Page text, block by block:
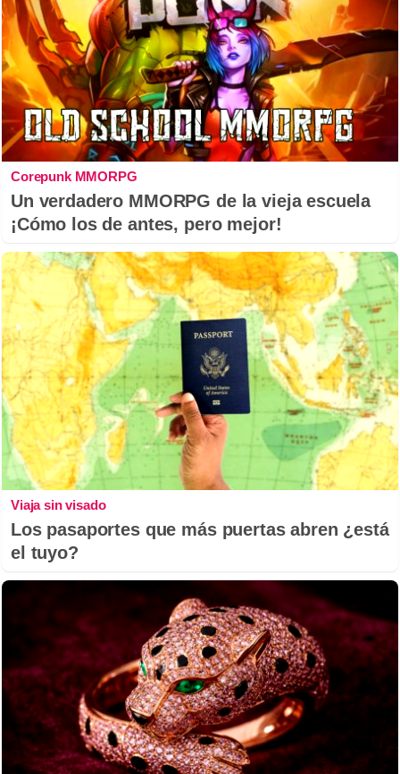
Corepunk MMORPG
Un verdadero MMORPG de la vieja escuela
¡Cómo los de antes, pero mejor!
Viaja sin visado
Los pasaportes que más puertas abren ¿está
el tuyo?